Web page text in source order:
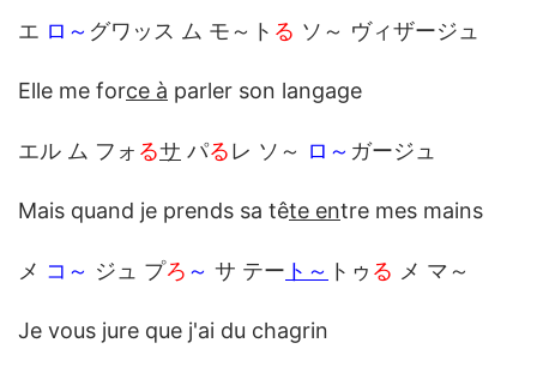
エ ロ～ グワッス ム モ～ト る ソ～ ヴィザージュ
Elle me force à parler son langage
エル ム フォ るサ パるレ ソ～ ロ～ ガージュ
Mais quand je prends sa tête entre mes mains
メ コ～ ジュ プろ ～ サ テー ト～ トゥ る メ マ～
Je vous jure que j'ai du chagrin